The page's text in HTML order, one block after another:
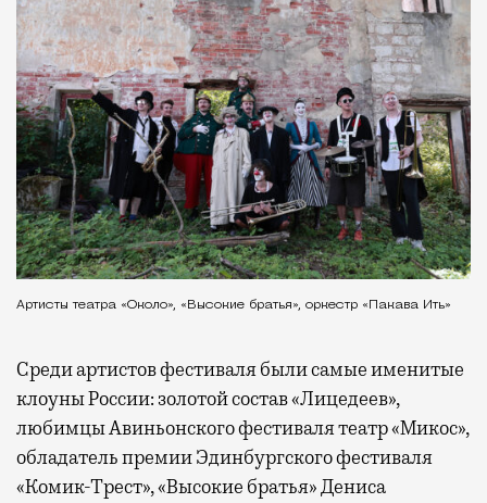
Артисты театра «Около», «Высокие братья», оркестр «Пакава Ить»
Среди артистов фестиваля были самые именитые
клоуны России: золотой состав «Лицедеев»,
любимцы Авиньонского фестиваля театр «Микос»,
обладатель премии Эдинбургского фестиваля
«Комик-Трест», «Высокие братья» Дениса